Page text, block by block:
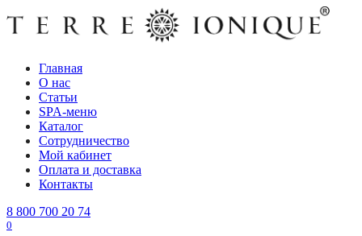
Перейти
Главная
О нас
Статьи
SPA-меню
Каталог
Сотрудничество
Мой кабинет
Оплата и доставка
Контакты
8 800 700 20 74
0